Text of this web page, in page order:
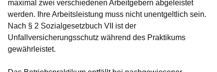
maximal zwei verschiedenen Arbeitgebern abgeleistet
werden. Ihre Arbeitsleistung muss nicht unentgeltlich sein.
Nach § 2 Sozialgesetzbuch VII ist der
Unfallversicherungsschutz während des Praktikums
gewährleistet.